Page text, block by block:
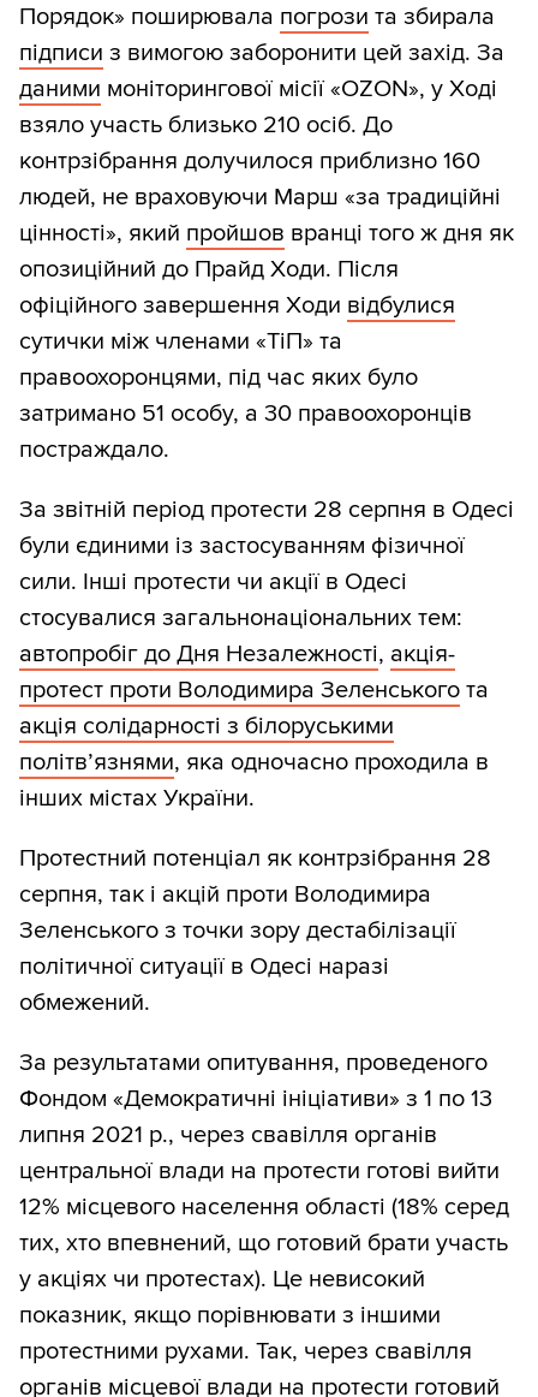
Порядок» поширювала погрози та збирала
підписи з вимогою заборонити цей захід. За
даними моніторингової місії «OZON», у Ході
взяло участь близько 210 осіб. До
контрзібрання долучилося приблизно 160
людей, не враховуючи Марш «за традиційні
цінності», який пройшов вранці того ж дня як
опозиційний до Прайд Ходи. Після
офіційного завершення Ходи відбулися
сутички між членами «ТіП» та
правоохоронцями, під час яких було
затримано 51 особу, а 30 правоохоронців
постраждало.
За звітній період протести 28 серпня в Одесі
були єдиними із застосуванням фізичної
сили. Інші протести чи акції в Одесі
стосувалися загальнонаціональних тем:
автопробіг до Дня Незалежності, акція-
протест проти Володимира Зеленського та
акція солідарності з білоруськими
політв’язнями, яка одночасно проходила в
інших містах України.
Протестний потенціал як контрзібрання 28
серпня, так і акцій проти Володимира
Зеленського з точки зору дестабілізації
політичної ситуації в Одесі наразі
обмежений.
За результатами опитування, проведеного
Фондом «Демократичні ініціативи» з 1 по 13
липня 2021 р., через свавілля органів
центральної влади на протести готові вийти
12% місцевого населення області (18% серед
тих, хто впевнений, що готовий брати участь
у акціях чи протестах). Це невисокий
показник, якщо порівнювати з іншими
протестними рухами. Так, через свавілля
органів місцевої влади на протести готовий